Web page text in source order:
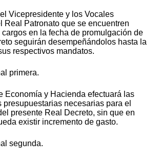
Vicepresidente y los Vocales
Real Patronato que se encuentren
en la fecha de promulgación de
seguirán desempeñándolos hasta la
respectivos mandatos.
primera.
Economía y Hacienda efectuará las
presupuestarias necesarias para el
presente Real Decreto, sin que en
existir incremento de gasto.
segunda.